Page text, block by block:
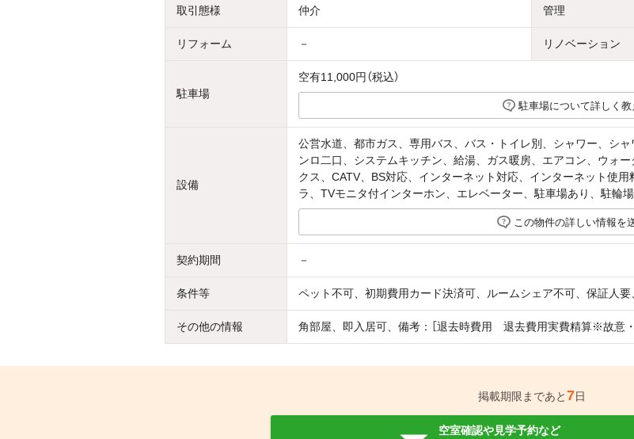
取引態様 仲介 管理
リフォーム － リノベーション
駐車場
空有11,000円（税込）
駐車場について詳しく
設備
公営水道、都市ガス、専用バス、バス・トイレ別、シャワー、シ
ンロ二口、システムキッチン、給湯、ガス暖房、エアコン、ウォ
クス、CATV、BS対応、インターネット対応、インターネット使
ラ、TVモニタ付インターホン、エレベーター、駐車場あり、駐輪
この物件の詳しい情報を
契約期間 －
条件等 ペット不可、初期費用カード決済可、ルームシェア不可、保証人要
その他の情報 角部屋、即入居可、備考：［退去時費用 退去費用実費精算※故
掲載期限まであと7日
空室確認や見学予約など